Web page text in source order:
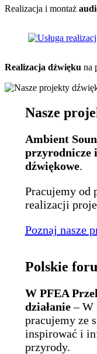
Realizacja i montaż
Realizacja dźwięku na
Nasze
Ambient
przyrodnicze
dźwiękowe.
Pracujemy od
realizacji
Poznaj nasze
Polskie
W PFEA
działanie– W
pracujemy ze
inspirować i
przyrody.